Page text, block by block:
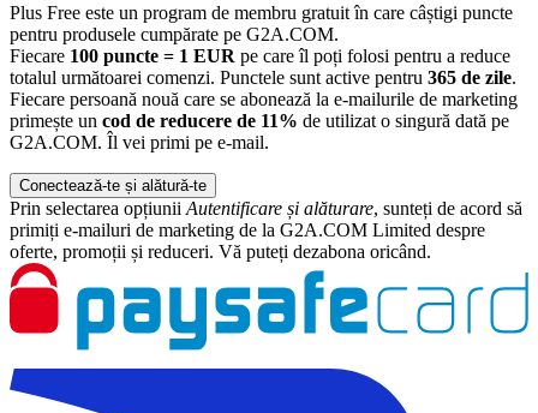
Plus Free este un program de membru gratuit în care câștigi puncte
pentru produsele cumpărate pe G2A.COM.
Fiecare 100 puncte = 1 EUR pe care îl poți folosi pentru a reduce
totalul următoarei comenzi. Punctele sunt active pentru 365 de zile.
Fiecare persoană nouă care se abonează la e-mailurile de marketing
primește un cod de reducere de 11% de utilizat o singură dată pe
G2A.COM. Îl vei primi pe e-mail.
Conectează-te și alătură-te
Prin selectarea opțiunii Autentificare și alăturare, sunteți de acord să
primiți e-mailuri de marketing de la G2A.COM Limited despre
oferte, promoții și reduceri. Vă puteți dezabona oricând.